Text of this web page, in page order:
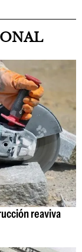
reaviva